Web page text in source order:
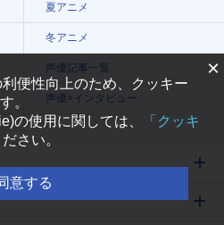
夏アニメ
冬アニメ
声優記事一覧
声優×インタビュー
×
便性向上のため、クッキー
。
の使用に関しては、
「クッキ
さい。
同意する